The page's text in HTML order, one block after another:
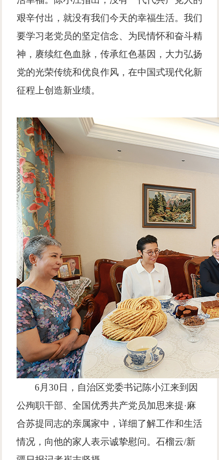
艰辛付出，就没有我们今天的幸福生活。我们
要学习老党员的坚定信念、为民情怀和奋斗精
神，赓续红色血脉，传承红色基因，大力弘扬
党的光荣传统和优良作风，在中国式现代化新
征程上创造新业绩。
6月30日，自治区党委书记陈小江来到因
公殉职干部、全国优秀共产党员加思来提·麻
合苏提同志的亲属家中，详细了解工作和生活
情况，向他的家人表示诚挚慰问。石榴云/新